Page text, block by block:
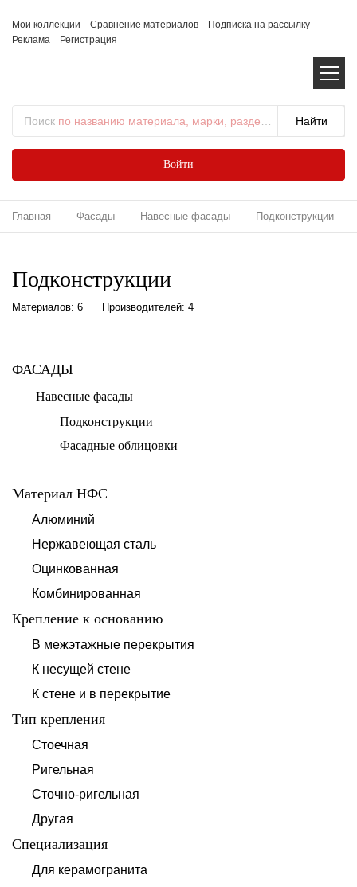
Мои коллекции Сравнение материалов
Подписка на рассылку
Реклама
Регистрация
Поиск по названию материала, марки, раздела...
Войти
Главная Фасады Навесные фасады Подконструкции
Подконструкции
Материалов: 6 Производителей: 4
ФАСАДЫ
Навесные фасады
Подконструкции
Фасадные облицовки
Материал НФС
Алюминий
Нержавеющая сталь
Оцинкованная
Комбинированная
Крепление к основанию
В межэтажные перекрытия
К несущей стене
К стене и в перекрытие
Тип крепления
Стоечная
Ригельная
Сточно-ригельная
Другая
Специализация
Для керамогранита